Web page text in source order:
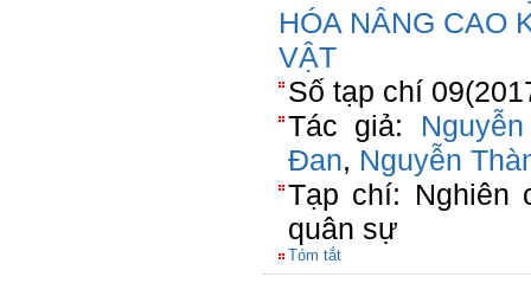
HÓA NÂNG CAO
VẬT
Số tạp chí
Tác giả:
Đan, Nguyễn
Tạp chí: Nghiên
quân sự
Tóm tắt